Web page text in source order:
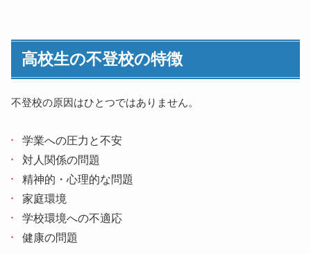
高校生の不登校の特徴
不登校の原因はひとつではありません。
学業への圧力と不安
対人関係の問題
精神的・心理的な問題
家庭環境
学校環境への不適応
健康の問題